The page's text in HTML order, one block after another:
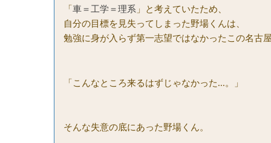
「 車＝工学＝理系 」と考えていたため、
自分の目標を見失ってしまった野場くんは、
勉強に身が入らず第一志望ではなかったこの名古
「こんなところ来るはずじゃなかった...。」
そんな失意の底にあった野場くん。